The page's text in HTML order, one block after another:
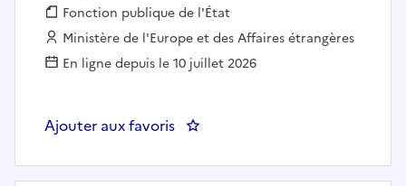
Fonction publique :
Fonction publique de l'État
Employeur :
Ministère de l'Europe et des Affaires étrangères
En ligne depuis le 10 juillet 2026
Ajouter aux favoris : Attaché de coopération (F/H)